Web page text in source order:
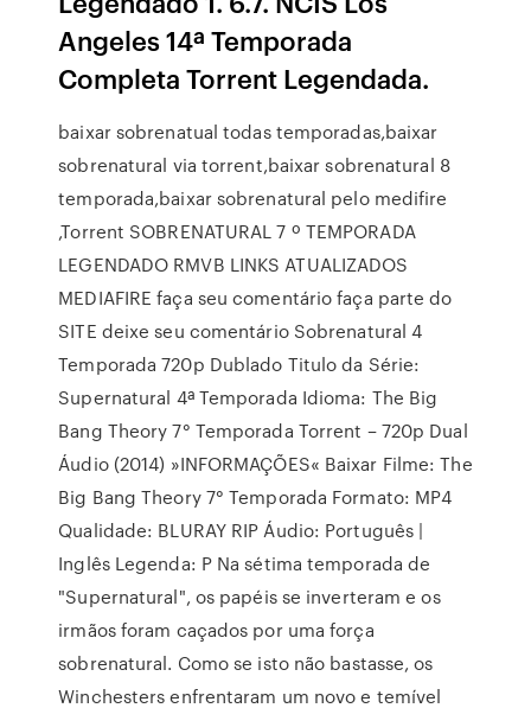
Angeles 14ª Temporada
Completa Torrent Legendada.
baixar sobrenatual todas temporadas,baixar
sobrenatural via torrent,baixar sobrenatural 8
temporada,baixar sobrenatural pelo medifire
,Torrent SOBRENATURAL 7 º TEMPORADA
LEGENDADO RMVB LINKS ATUALIZADOS
MEDIAFIRE faça seu comentário faça parte do
SITE deixe seu comentário Sobrenatural 4
Temporada 720p Dublado Titulo da Série:
Supernatural 4ª Temporada Idioma: The Big
Bang Theory 7° Temporada Torrent – 720p Dual
Áudio (2014) »INFORMAÇÕES« Baixar Filme: The
Big Bang Theory 7° Temporada Formato: MP4
Qualidade: BLURAY RIP Áudio: Português |
Inglês Legenda: P Na sétima temporada de
"Supernatural", os papéis se inverteram e os
irmãos foram caçados por uma força
sobrenatural. Como se isto não bastasse, os
Winchesters enfrentaram um novo e temível